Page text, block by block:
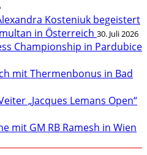
Kosteniuk begeistert
in Österreich 30. Juli 2026
Championship in Pardubice
mit Thermenbonus in Bad
„Jacques Lemans Open“
mit GM RB Ramesh in Wien